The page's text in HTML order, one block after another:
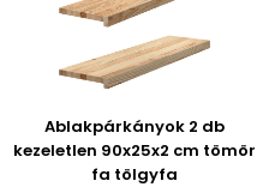
Ablakpárkányok 2 db
kezeletlen 90x25x2 cm tömör
fa tölgyfa